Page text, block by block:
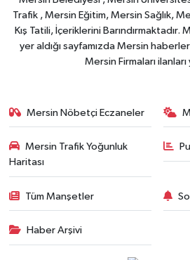
Trafik , Mersin Eğitim, Mersin Sağlık,
Kış Tatili, İçeriklerini Barındırmaktadır.
yer aldığı sayfamızda Mersin
Mersin Firmaları ilanları
Mersin Nöbetçi Eczaneler
Mersin Trafik Yoğunluk
Haritası
Tüm Manşetler
Haber Arşivi